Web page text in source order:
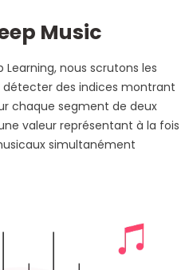
Music
nous scrutons les
des indices montrant
chaque segment de deux
valeur représentant à la fois
simultanément